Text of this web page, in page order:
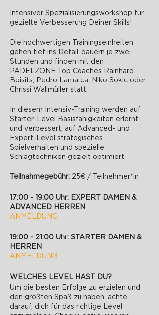
Intensiver Spezialisierungsworkshop für
gezielte Verbesserung Deiner Skills!
Die hochwertigen Trainingseinheiten
gehen tief ins Detail, dauern je zwei
Stunden und finden mit den
PADELZONE Top Coaches Rainhard
Boisits, Pedro Lamarca, Niko Sokic oder
Chrissi Wallmüller statt.
In diesem Intensiv-Training werden auf
Starter-Level Basisfähigkeiten erlernt
und verbessert, auf Advanced- und
Expert-Level strategisches
Spielverhalten und spezielle
Schlagtechniken gezielt optimiert.
Teilnahmegebühr: 25€ / Teilnehmer*in
17:00 - 19:00 Uhr: EXPERT DAMEN &
ADVANCED HERREN
ANMELDUNG
19:00 - 21:00 Uhr: STARTER DAMEN &
HERREN
ANMELDUNG
WELCHES LEVEL HAST DU?
Um die besten Erfolge zu erzielen und
den größten Spaß zu haben, achte
darauf, dich für das richtige Level